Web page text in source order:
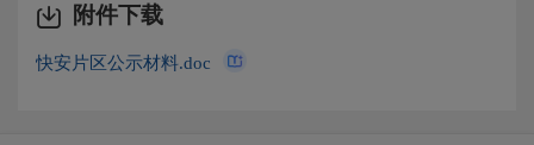
附件下载
快安片区公示材料.doc